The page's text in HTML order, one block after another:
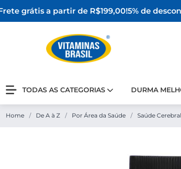
grátis a partir de R$199,00!5% de
TODAS AS CATEGORIAS DURMA
Home / De A à Z / Por Área da Saúde / Saúde